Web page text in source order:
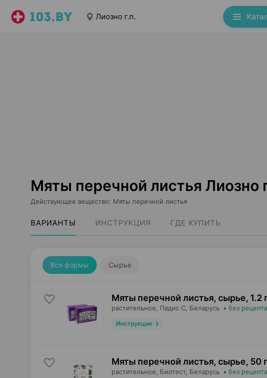
Лиозно г.п.
Мяты перечной листья Лиозно
Действующее вещество: Мяты перечной листья
ВАРИАНТЫ ИНСТРУКЦИЯ ГДЕ КУПИТЬ
Все формы Сырье
Мяты перечной листья, сырье, 1.2
растительное, Падис С , Беларусь • без рецепта
Инструкция
Мяты перечной листья, сырье, 50 г
растительное, Биотест, Беларусь • без рецепта